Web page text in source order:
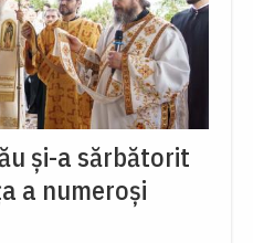
și-a sărbătorit
a numeroși